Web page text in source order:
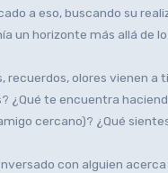
a eso, buscando su
un horizonte más allá de
olores vienen a
¿Qué te encuentra
cercano)? ¿Qué
con alguien